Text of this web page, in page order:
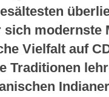
modernste
Vielfalt auf
Traditionen